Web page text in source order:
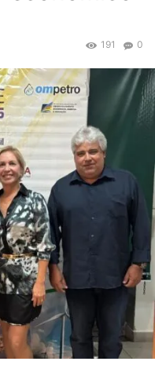
0
191